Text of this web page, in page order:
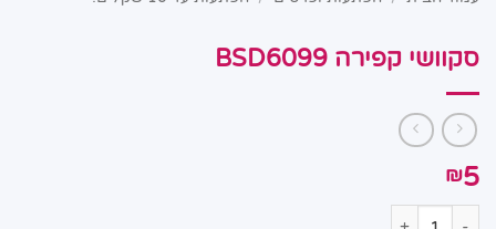
סקוושי קפירה BSD6099
₪5
כמות של סקוושי קפירה BSD6099